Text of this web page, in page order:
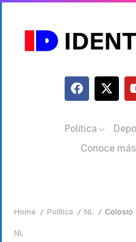
Política
Conoce más
Home / Política / NL / Colosio
NL